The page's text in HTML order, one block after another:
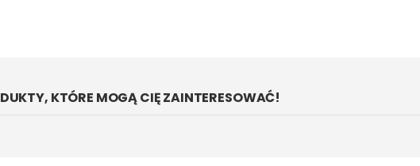
KTÓRE MOGĄ CIĘ ZAINTERESOWAĆ!